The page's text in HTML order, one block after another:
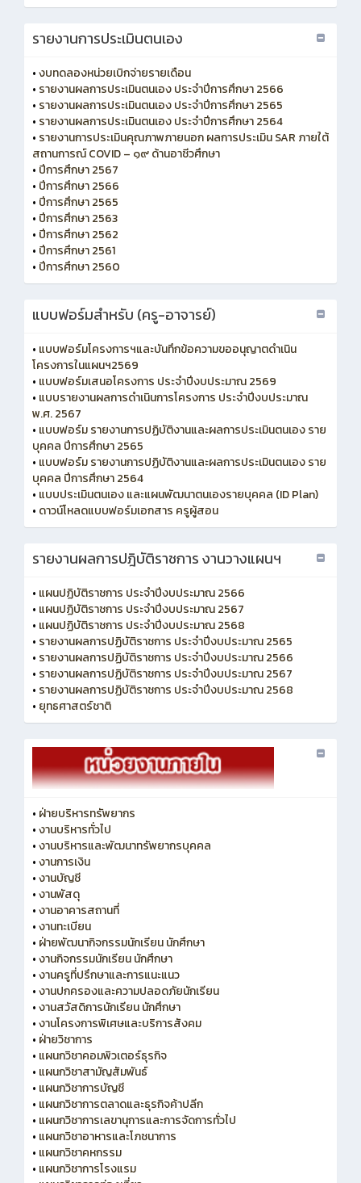
รายงานการประเมินตนเอง
•งบทดลองหน่วยเบิกจ่ายรายเดือน
• รายงานผลการประเมินตนเอง ประจำปีการศึกษา 2566
• รายงานผลการประเมินตนเอง ประจำปีการศึกษา 2565
• รายงานผลการประเมินตนเอง ประจำปีการศึกษา 2564
• รายงานการประเมินคุณภาพภายนอก ผลการประเมิน SAR ภายใต้
สถานการณ์ COVID – ๑๙ ด้านอาชีวศึกษา
• ปีการศึกษา 2567
• ปีการศึกษา 2566
• ปีการศึกษา 2565
• ปีการศึกษา 2563
• ปีการศึกษา 2562
• ปีการศึกษา 2561
• ปีการศึกษา 2560
แบบฟอร์มสำหรับ (ครู-อาจารย์)
• แบบฟอร์มโครงการฯและบันทึกข้อความขออนุญาตดำเนิน
โครงการในแผนฯ2569
• แบบฟอร์มเสนอโครงการ ประจำปีงบประมาณ 2569
• แบบรายงานผลการดำเนินการโครงการ ประจำปีงบประมาณ
พ.ศ. 2567
• แบบฟอร์ม รายงานการปฏิบัติงานและผลการประเมินตนเอง ราย
บุคคล ปีการศึกษา 2565
• แบบฟอร์ม รายงานการปฏิบัติงานและผลการประเมินตนเอง ราย
บุคคล ปีการศึกษา 2564
• แบบประเมินตนเอง และแผนพัฒนาตนเองรายบุคคล (ID Plan)
• ดาวน์โหลดแบบฟอร์มเอกสาร ครูผู้สอน
รายงานผลการปฎิบัติราชการ งานวางแผนฯ
• แผนปฏิบัติราชการ ประจำปีงบประมาณ 2566
• แผนปฏิบัติราชการ ประจำปีงบประมาณ 2567
• แผนปฏิบัติราชการ ประจำปีงบประมาณ 2568
• รายงานผลการปฏิบัติราชการ ประจำปีงบประมาณ 2565
• รายงานผลการปฏิบัติราชการ ประจำปีงบประมาณ 2566
• รายงานผลการปฏิบัติราชการ ประจำปีงบประมาณ 2567
• รายงานผลการปฏิบัติราชการ ประจำปีงบประมาณ 2568
• ยุทธศาสตร์ชาติ
• ฝ่ายบริหารทรัพยากร
•งานบริหารทั่วไป
•งานบริหารและพัฒนาทรัพยากรบุคคล
•งานการเงิน
•งานบัญชี
•งานพัสดุ
•งานอาคารสถานที่
•งานทะเบียน
• ฝ่ายพัฒนากิจกรรมนักเรียน นักศึกษา
•งานกิจกรรมนักเรียน นักศึกษา
•งานครูที่ปรึกษาและการแนะแนว
•งานปกครองและความปลอดภัยนักเรียน
•งานสวัสดิการนักเรียน นักศึกษา
•งานโครงการพิเศษและบริการสังคม
• ฝ่ายวิชาการ
• แผนกวิชาคอมพิวเตอร์ธุรกิจ
• แผนกวิชาสามัญสัมพันธ์
• แผนกวิชาการบัญชี
• แผนกวิชาการตลาดและธุรกิจค้าปลีก
• แผนกวิชาการเลขานุการและการจัดการทั่วไป
• แผนกวิชาอาหารและโภชนาการ
• แผนกวิชาคหกรรม
• แผนกวิชาการโรงแรม